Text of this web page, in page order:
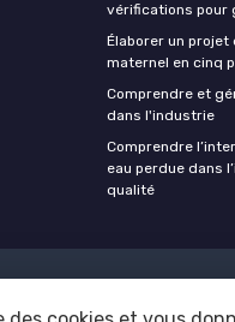
vérifications pour
Élaborer un
maternel en cinq
Comprendre et
dans l'industrie
Comprendre
eau perdue dans
qualité